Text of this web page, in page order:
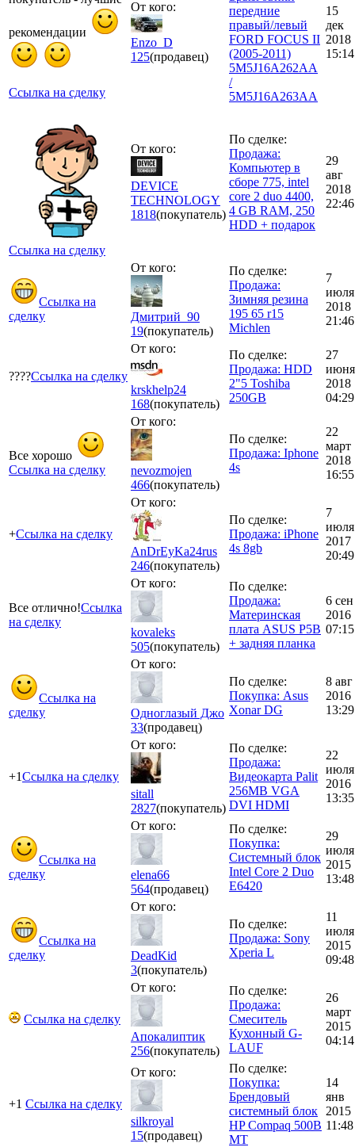
рекомендации
Ссылка на сделку
От кого:
Enzo_D
125(продавец)
передние
правый/левый
FORD FOCUS II
(2005-2011)
5M5J16A262AA
/
5M5J16A263AA
15
дек
2018
15:14
Ссылка на сделку
От кого:
DEVICE
TECHNOLOGY
1818(покупатель)
По сделке:
Продажа:
Компьютер в
сборе 775, intel
core 2 duo 4400,
4 GB RAM, 250
HDD + подарок
29
авг
2018
22:46
Ссылка на
сделку
От кого:
Дмитрий_90
19(покупатель)
По сделке:
Продажа:
Зимняя резина
195 65 r15
Michlen
7
июля
2018
21:46
????Ссылка на сделку
От кого:
krskhelp24
168(покупатель)
По сделке:
Продажа: HDD
2"5 Toshiba
250GB
27
июня
2018
04:29
Все хорошо
Ссылка на сделку
От кого:
nevozmojen
466(покупатель)
По сделке:
Продажа: Iphone
4s
22
март
2018
16:55
+Ссылка на сделку
От кого:
AnDrEyKa24rus
246(покупатель)
По сделке:
Продажа: iPhone
4s 8gb
7
июля
2017
20:49
Все отлично!Ссылка
на сделку
От кого:
kovaleks
505(покупатель)
По сделке:
Продажа:
Материнская
плата ASUS P5B
+ задняя планка
6 сен
2016
07:15
Ссылка на
сделку
От кого:
Одноглазый Джо
33(продавец)
По сделке:
Покупка: Asus
Xonar DG
8 авг
2016
13:29
+1Ссылка на сделку
От кого:
sitall
2827(покупатель)
По сделке:
Продажа:
Видеокарта Palit
256MB VGA
DVI HDMI
22
июля
2016
13:35
Ссылка на
сделку
От кого:
elena66
564(продавец)
По сделке:
Покупка:
Системный блок
Intel Core 2 Duo
E6420
29
июля
2015
13:48
Ссылка на
сделку
От кого:
DeadKid
3(покупатель)
По сделке:
Продажа: Sony
Xperia L
11
июля
2015
09:48
Ссылка на сделку
От кого:
Апокалиптик
256(покупатель)
По сделке:
Продажа:
Смеситель
Кухонный G-
LAUF
26
март
2015
04:14
+1 Ссылка на сделку
От кого:
silkroyal
15(продавец)
По сделке:
Покупка:
Брендовый
системный блок
HP Compaq 500B
МТ
14
янв
2015
11:48